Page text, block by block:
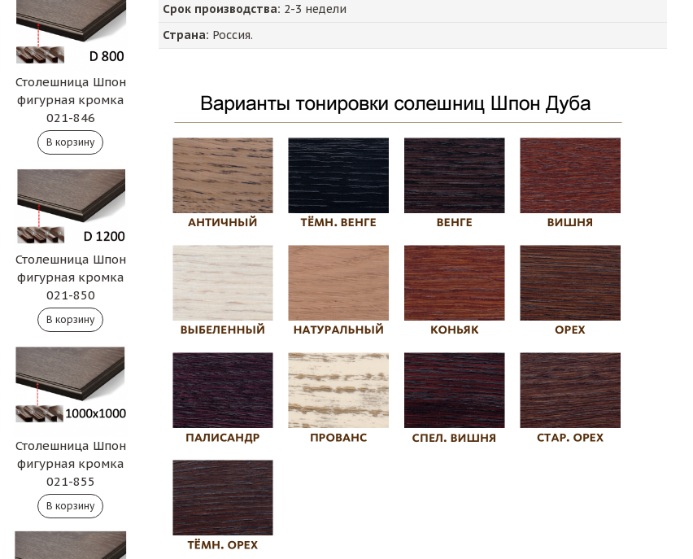
Столешница Шпон
фигурная кромка
021-846
Столешница Шпон
фигурная кромка
021-850
Столешница Шпон
фигурная кромка
021-855
Срок производства: 2-3 недели
Страна: Россия.